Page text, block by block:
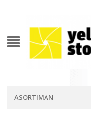
ASORTIMAN